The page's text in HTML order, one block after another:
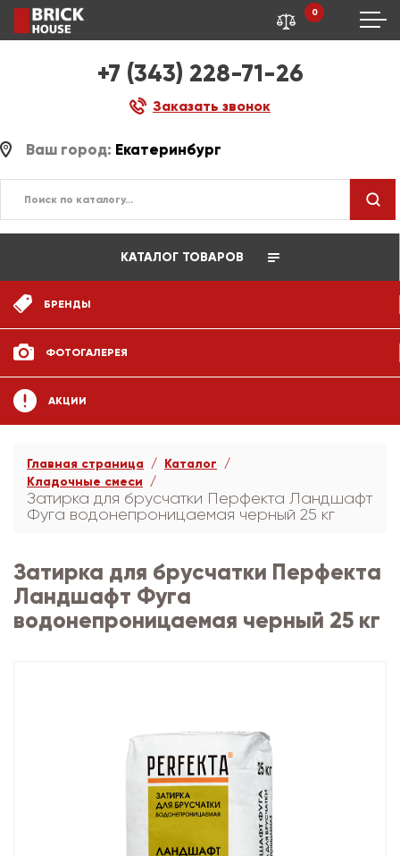
+7 (343) 228-71-26
Заказать звонок
0
Ваш город: Екатеринбург
КАТАЛОГ ТОВАРОВ
БРЕНДЫ
ФОТОГАЛЕРЕЯ
АКЦИИ
Главная страница
Каталог
Кладочные смеси
Затирка для брусчатки Перфекта Ландшафт
Фуга водонепроницаемая черный 25 кг
Затирка для брусчатки Перфекта
Ландшафт Фуга
водонепроницаемая черный 25 кг